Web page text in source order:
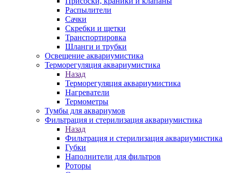
Распылители
Сачки
Скребки и щетки
Транспортировка
Шланги и трубки
Освещение аквариумистика
Терморегуляция аквариумистика
Назад
Терморегуляция аквариумистика
Нагреватели
Термометры
Тумбы для аквариумов
Фильтрация и стерилизация аквариумистика
Назад
Фильтрация и стерилизация аквариумистика
Губки
Наполнители для фильтров
Роторы